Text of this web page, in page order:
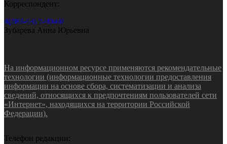
Корреспондент:
8(383-43) 7-90-60
Зубарева Анна Юрьевна
На информационном ресурсе применяются рекомендательные
технологии (информационные технологии предоставления
информации на основе сбора, систематизации и анализа
сведений, относящихся к предпочтениям пользователей сети
«Интернет», находящихся на территории Российской
Федерации).
Телефон редакции: